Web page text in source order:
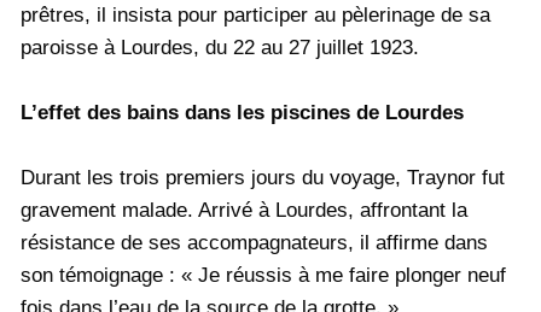
prêtres, il insista pour participer au pèlerinage de sa
paroisse à Lourdes, du 22 au 27 juillet 1923.
L’effet des bains dans les piscines de Lourdes
Durant les trois premiers jours du voyage, Traynor fut
gravement malade. Arrivé à Lourdes, affrontant la
résistance de ses accompagnateurs, il affirme dans
son témoignage : « Je réussis à me faire plonger neuf